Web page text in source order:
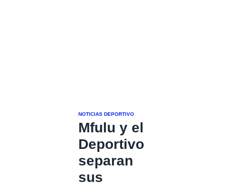
NOTICIAS DEPORTIVO
Mfulu y el
Deportivo
separan
sus